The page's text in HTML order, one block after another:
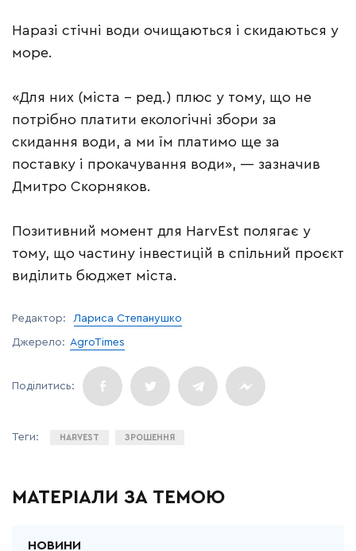
Наразі стічні води очищаються і скидаються у
море.
«Для них (міста – ред.) плюс у тому, що не
потрібно платити екологічні збори за
скидання води, а ми їм платимо ще за
поставку і прокачування води», — зазначив
Дмитро Скорняков.
Позитивний момент для HarvEst полягає у
тому, що частину інвестицій в спільний проєкт
виділить бюджет міста.
Редактор: Лариса Степанушко
Джерело: AgroTimes
HARVEST ЗРОШЕННЯ
МАТЕРІАЛИ ЗА ТЕМОЮ